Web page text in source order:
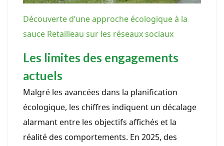
Découverte d’une approche écologique à la
sauce Retailleau sur les réseaux sociaux
Les limites des engagements
actuels
Malgré les avancées dans la planification
écologique, les chiffres indiquent un décalage
alarmant entre les objectifs affichés et la
réalité des comportements. En 2025, des